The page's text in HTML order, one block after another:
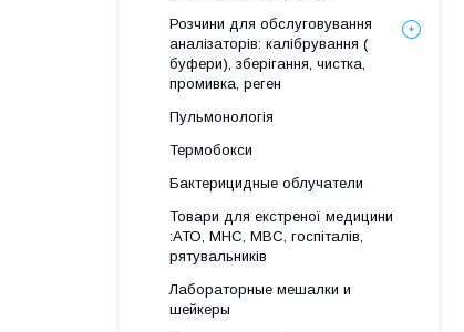
Розчини для обслуговування
аналізаторів: калібрування (
буфери), зберігання, чистка,
промивка, реген
Пульмонологія
Термобокси
Бактерицидные облучатели
Товари для екстреної медицини
:АТО, МНС, МВС, госпіталів,
рятувальників
Лабораторные мешалки и
шейкеры